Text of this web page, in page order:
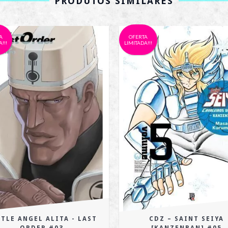
ANGEL ALITA - LAST
OFERTA
LIMITADA!!!
CDZ – SAINT SEIYA